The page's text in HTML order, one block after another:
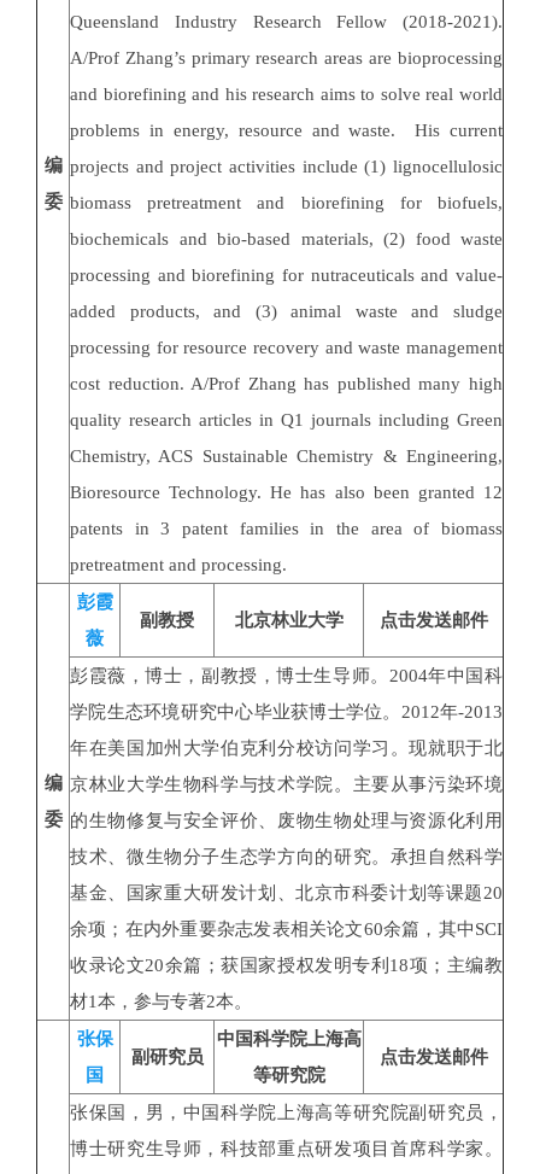
编
委
Queensland Industry Research Fellow (2018-2021).
A/Prof Zhang’s primary research areas are bioprocessing
and biorefining and his research aims to solve real world
problems in energy, resource and waste. His current
projects and project activities include (1) lignocellulosic
biomass pretreatment and biorefining for biofuels,
biochemicals and bio-based materials, (2) food waste
processing and biorefining for nutraceuticals and value-
added products, and (3) animal waste and sludge
processing for resource recovery and waste management
cost reduction. A/Prof Zhang has published many high
quality research articles in Q1 journals including Green
Chemistry, ACS Sustainable Chemistry & Engineering,
Bioresource Technology. He has also been granted 12
patents in 3 patent families in the area of biomass
pretreatment and processing.
编
委
彭霞
薇
副教授 北京林业大学 点击发送邮件
彭霞薇，博士，副教授，博士生导师。2004年中国科
学院生态环境研究中心毕业获博士学位。2012年-2013
年在美国加州大学伯克利分校访问学习。现就职于北
京林业大学生物科学与技术学院。主要从事污染环境
的生物修复与安全评价、废物生物处理与资源化利用
技术、微生物分子生态学方向的研究。承担自然科学
基金、国家重大研发计划、北京市科委计划等课题20
余项；在内外重要杂志发表相关论文60余篇，其中SCI
收录论文20余篇；获国家授权发明专利18项；主编教
材1本，参与专著2本。
张保
国
副研究员
中国科学院上海高
等研究院
点击发送邮件
张保国，男，中国科学院上海高等研究院副研究员，
博士研究生导师，科技部重点研发项目首席科学家。